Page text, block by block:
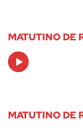
MATUTINO DE
Audio
Player
MATUTINO DE